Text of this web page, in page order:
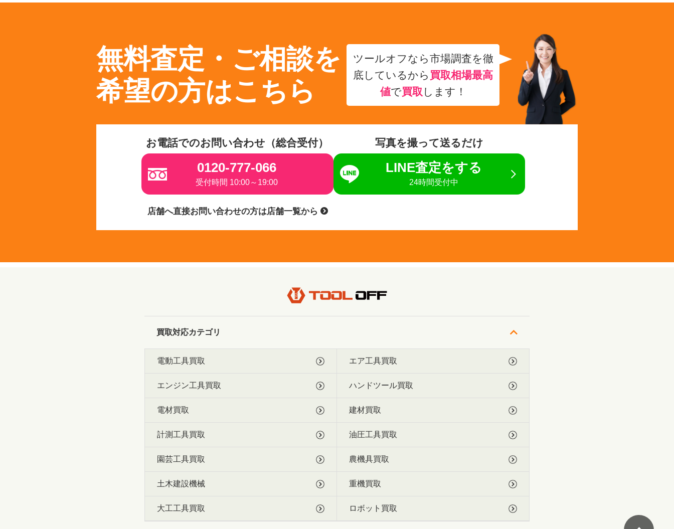
無料査定・ご相談を
希望の方はこちら
ツールオフなら市場調査を徹
底しているから 買取相場最高
値で買取 します！
お電話でのお問い合わせ（総合受付）
0120-777-066
受付時間 10:00～19:00
写真を撮って送るだけ
LINE査定をする
24時間受付中
店舗へ直接お問い合わせの方は店舗一覧から
買取対応カテゴリ
電動工具買取 エア工具買取
エンジン工具買取 ハンドツール買取
電材買取 建材買取
計測工具買取 油圧工具買取
園芸工具買取 農機具買取
土木建設機械 重機買取
大工工具買取 ロボット買取